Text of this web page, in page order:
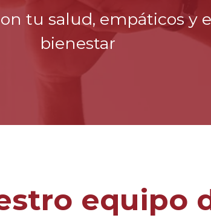
tu salud, empáticos y
bienestar
equipo